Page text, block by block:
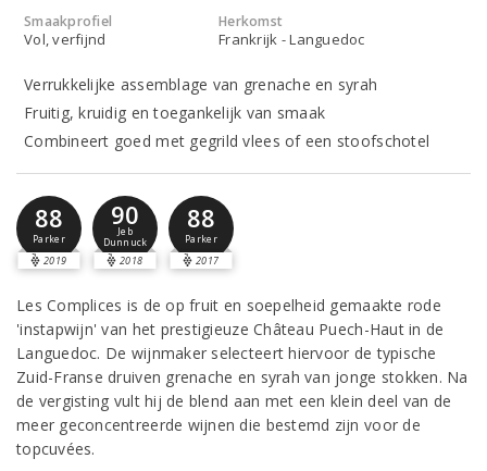
Smaakprofiel
Vol, verfijnd
Herkomst
Frankrijk - Languedoc
Verrukkelijke assemblage van grenache en syrah
Fruitig, kruidig en toegankelijk van smaak
Combineert goed met gegrild vlees of een stoofschotel
88
Parker
2019
90
Jeb
Dunnuck
2018
88
Parker
2017
Les Complices is de op fruit en soepelheid gemaakte rode
'instapwijn' van het prestigieuze Château Puech-Haut in de
Languedoc. De wijnmaker selecteert hiervoor de typische
Zuid-Franse druiven grenache en syrah van jonge stokken. Na
de vergisting vult hij de blend aan met een klein deel van de
meer geconcentreerde wijnen die bestemd zijn voor de
topcuvées.